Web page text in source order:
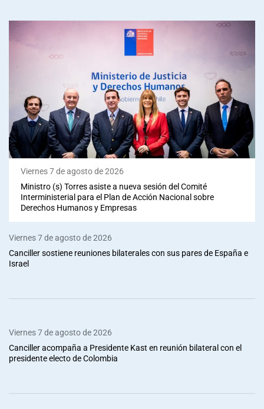
Viernes 7 de agosto de 2026
Ministro (s) Torres asiste a nueva sesión del Comité
Interministerial para el Plan de Acción Nacional sobre
Derechos Humanos y Empresas
Viernes 7 de agosto de 2026
Canciller sostiene reuniones bilaterales con sus pares de España e
Israel
Viernes 7 de agosto de 2026
Canciller acompaña a Presidente Kast en reunión bilateral con el
presidente electo de Colombia